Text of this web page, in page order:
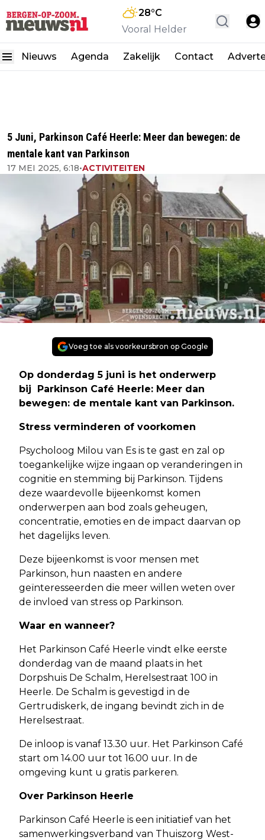
28°C
Vooral Helder
Nieuws Agenda Zakelijk Contact
5 Juni, Parkinson Café Heerle: Meer dan bewegen: de
mentale kant van Parkinson
17 MEI 2025, 6:18•ACTIVITEITEN
Voeg toe als voorkeursbron op Google
Op donderdag 5 juni is het onderwerp
bij Parkinson Café Heerle: Meer dan
bewegen: de mentale kant van Parkinson.
Stress verminderen of voorkomen
Psycholoog Milou van Es is te gast en zal op
toegankelijke wijze ingaan op veranderingen in
cognitie en stemming bij Parkinson. Tijdens
deze waardevolle bijeenkomst komen
onderwerpen aan bod zoals geheugen,
concentratie, emoties en de impact daarvan op
het dagelijks leven.
Deze bijeenkomst is voor mensen met
Parkinson, hun naasten en andere
geïnteresseerden die meer willen weten over
de invloed van stress op Parkinson.
Waar en wanneer?
Het Parkinson Café Heerle vindt elke eerste
donderdag van de maand plaats in het
Dorpshuis De Schalm, Herelsestraat 100 in
Heerle. De Schalm is gevestigd in de
Gertrudiskerk, de ingang bevindt zich in de
Herelsestraat.
De inloop is vanaf 13.30 uur. Het Parkinson Café
start om 14.00 uur tot 16.00 uur. In de
omgeving kunt u gratis parkeren.
Over Parkinson Heerle
Parkinson Café Heerle is een initiatief van het
samenwerkingsverband van Thuiszorg West-